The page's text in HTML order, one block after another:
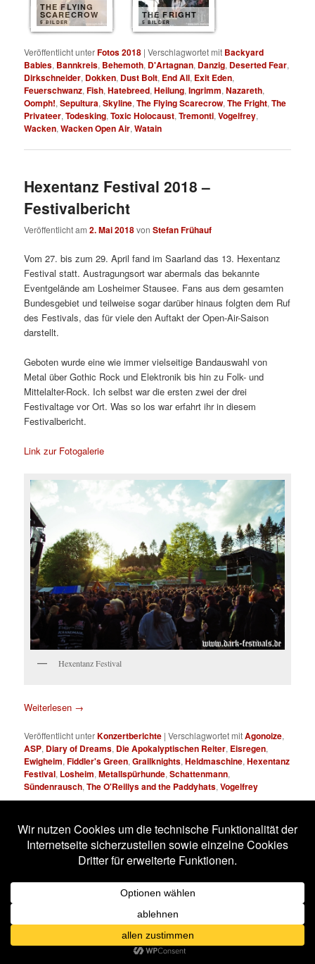
THE FLYING
SCARECROW
5 BILDER
THE FRIGHT
5 BILDER
Veröffentlicht unterFotos 2018 |Verschlagwortet mit Backyard
Babies, Bannkreis, Behemoth, D'Artagnan, Danzig, Deserted Fear,
Dirkschneider, Dokken, Dust Bolt, End All, Exit Eden,
Feuerschwanz,Fish,Hatebreed,Heilung,Ingrimm,Nazareth,
Oomph!,Sepultura,Skyline,The Flying Scarecrow,The Fright,The
Privateer,Todesking,Toxic Holocaust,Tremonti,Vogelfrey,
Wacken,Wacken Open Air,Watain
Hexentanz Festival 2018 –
Festivalbericht
Veröffentlicht am2. Mai 2018vonStefan Frühauf
Vom 27. bis zum 29. April fand im Saarland das 13. Hexentanz
Festival statt. Austragungsort war abermals das bekannte
Eventgelände am Losheimer Stausee. Fans aus dem gesamten
Bundesgebiet und teilweise sogar darüber hinaus folgten dem Ruf
des Festivals, das für viele den Auftakt der Open-Air-Saison
darstellt.
Geboten wurde eine wie immer vielseitige Bandauswahl von
Metal über Gothic Rock und Elektronik bis hin zu Folk- und
Mittelalter-Rock. Ich selbst war die ersten zwei der drei
Festivaltage vor Ort. Was so los war erfahrt ihr in diesem
Festivalbericht.
Link zur Fotogalerie
Hexentanz Festival
Weiterlesen →
Veröffentlicht unterKonzertberichte |Verschlagwortet mitAgonoize,
ASP, Diary of Dreams, Die Apokalyptischen Reiter, Eisregen,
Ewigheim,Fiddler's Green,Grailknights,Heldmaschine,Hexentanz
Festival, Losheim,Metallspürhunde,Schattenmann,
Sündenrausch,The O'Reillys and the Paddyhats,Vogelfrey
Hexentanz Festival 2018
Veröffentlicht am30. April 2018 vonStefan Frühauf
Losheim (Eventgelände), 27. und 28.04.2018
mit Die Apokalyptischen Reiter, ASP, Fiddler’s Green, Diary of
Dreams, Eisregen, Agonoize, Grailknights, Heldmaschine,
Ewigheim, Vogelfrey, The O’Reillys and the Paddyhats,
Metallspürhunde, Schattenmann, Sündenrausch